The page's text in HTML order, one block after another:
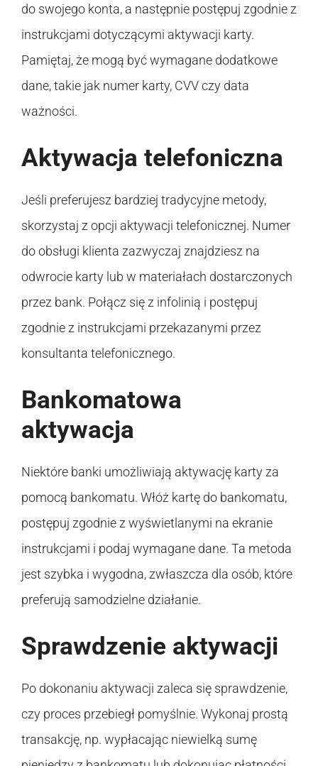
do swojego konta, a następnie postępuj zgodnie z
instrukcjami dotyczącymi aktywacji karty.
Pamiętaj, że mogą być wymagane dodatkowe
dane, takie jak numer karty, CVV czy data
ważności.
Aktywacja telefoniczna
Jeśli preferujesz bardziej tradycyjne metody,
skorzystaj z opcji aktywacji telefonicznej. Numer
do obsługi klienta zazwyczaj znajdziesz na
odwrocie karty lub w materiałach dostarczonych
przez bank. Połącz się z infolinią i postępuj
zgodnie z instrukcjami przekazanymi przez
konsultanta telefonicznego.
Bankomatowa
aktywacja
Niektóre banki umożliwiają aktywację karty za
pomocą bankomatu. Włóż kartę do bankomatu,
postępuj zgodnie z wyświetlanymi na ekranie
instrukcjami i podaj wymagane dane. Ta metoda
jest szybka i wygodna, zwłaszcza dla osób, które
preferują samodzielne działanie.
Sprawdzenie aktywacji
Po dokonaniu aktywacji zaleca się sprawdzenie,
czy proces przebiegł pomyślnie. Wykonaj prostą
transakcję, np. wypłacając niewielką sumę